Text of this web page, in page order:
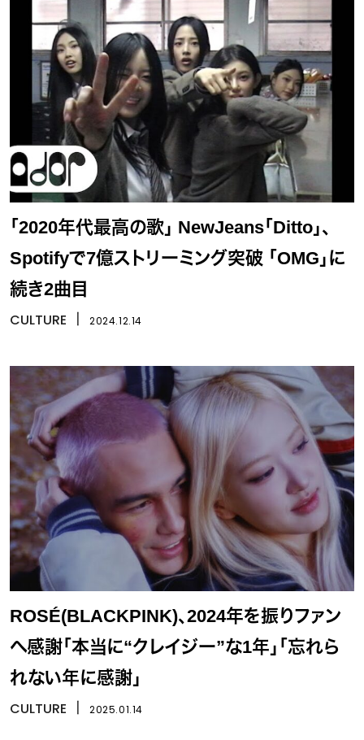
「2020年代最高の歌」 NewJeans「Ditto」、
Spotifyで7億ストリーミング突破 「OMG」に
続き2曲目
CULTURE 2024.12.14
ROSÉ(BLACKPINK)、2024年を振りファン
へ感謝「本当に“クレイジー”な1年」「忘れら
れない年に感謝」
CULTURE 2025.01.14